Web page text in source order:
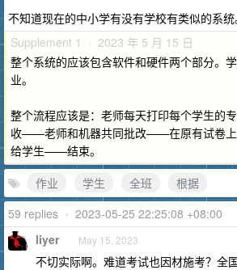
不知道现在的中小学有没有学校有类似的系统
Supplement 1 · 2023 年 5 月 15 日
整个系统的应该包含软件和硬件两个部分。
业。
整个流程应该是：老师每天打印每个学生
收——老师和机器共同批改——在原有试卷
给学生——结束。
作业
学生 全班
根据
59 replies • 2023-05-25 22:25:08 +08:00
liyer May 15, 2023
不切实际啊。难道考试也因材施考？全